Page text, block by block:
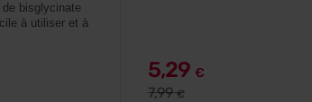
bisglycinate
à utiliser et à
5,29 €
7,99€